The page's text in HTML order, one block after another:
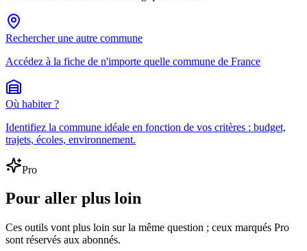
Rechercher une autre commune
Accédez à la fiche de n'importe quelle commune de France
Où habiter ?
Identifiez la commune idéale en fonction de vos critères : budget,
trajets, écoles, environnement.
Pro
Pour aller plus loin
Ces outils vont plus loin sur la même question ; ceux marqués Pro
sont réservés aux abonnés.